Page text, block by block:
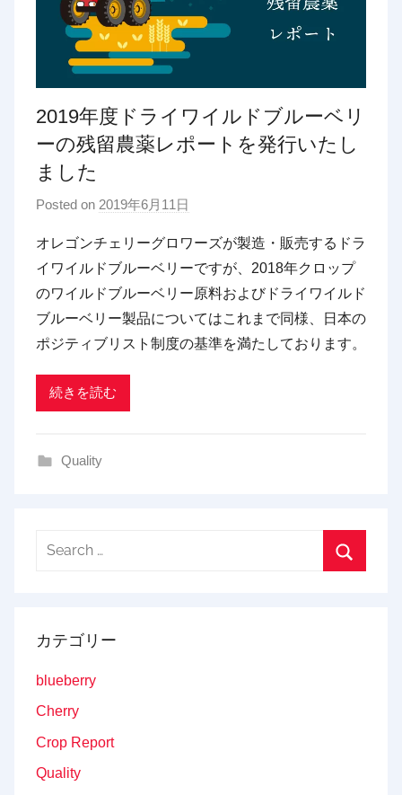
2019年度ドライワイルドブルーベリ
ーの残留農薬レポートを発行いたし
ました
Posted on 2019年6月11日
p
x
t
r
オレゴンチェリーグロワーズが製造・販売するドラ
イワイルドブルーベリーですが、2018年クロップ
のワイルドブルーベリー原料およびドライワイルド
ブルーベリー製品についてはこれまで同様、日本の
ポジティブリスト制度の基準を満たしております。
続きを読む
Quality
Search
カテゴリー
blueberry
Cherry
Crop Report
Quality